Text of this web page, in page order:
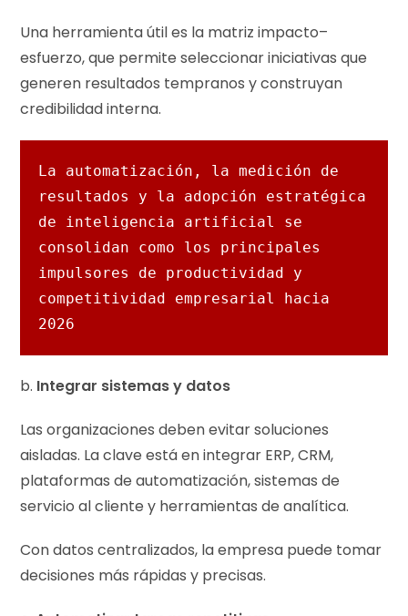
Una herramienta útil es la matriz impacto–
esfuerzo, que permite seleccionar iniciativas que
generen resultados tempranos y construyan
credibilidad interna.
La automatización, la medición de
resultados y la adopción estratégica
de inteligencia artificial se
consolidan como los principales
impulsores de productividad y
competitividad empresarial hacia
2026
b. Integrar sistemas y datos
Las organizaciones deben evitar soluciones
aisladas. La clave está en integrar ERP, CRM,
plataformas de automatización, sistemas de
servicio al cliente y herramientas de analítica.
Con datos centralizados, la empresa puede tomar
decisiones más rápidas y precisas.